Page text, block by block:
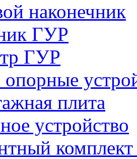
наконечник
ГУР
ГУР
плита
устройство
комплект